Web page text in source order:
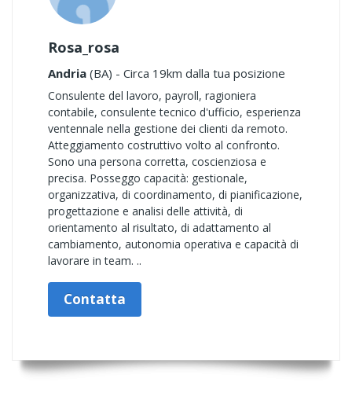
Rosa_rosa
Andria (BA) - Circa 19km dalla tua posizione
Consulente del lavoro, payroll, ragioniera
contabile, consulente tecnico d'ufficio, esperienza
ventennale nella gestione dei clienti da remoto.
Atteggiamento costruttivo volto al confronto.
Sono una persona corretta, coscienziosa e
precisa. Posseggo capacità: gestionale,
organizzativa, di coordinamento, di pianificazione,
progettazione e analisi delle attività, di
orientamento al risultato, di adattamento al
cambiamento, autonomia operativa e capacità di
lavorare in team. ..
Contatta